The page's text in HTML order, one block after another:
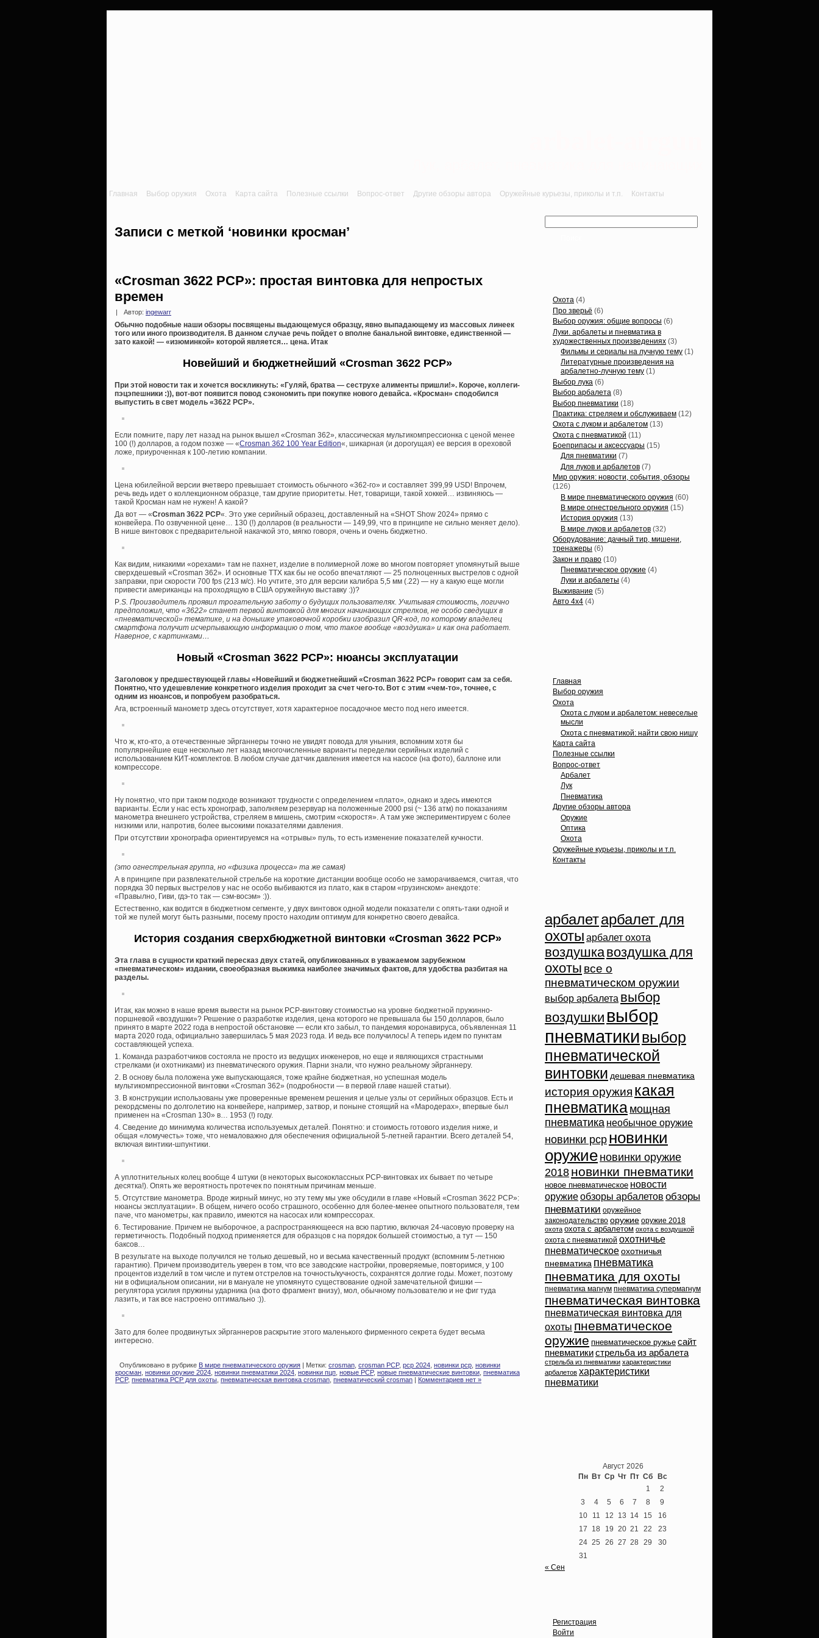
Главная Выбор оружия Охота Карта сайта Полезные ссылки Вопрос-ответ Другие обзоры автора Оружейные курьезы, приколы и т.п. Контакты
Записи с меткой ‘новинки кросман’
«Crosman 3622 PCP»: простая винтовка для непростых
времен
Автор: ingewarr
Обычно подобные наши обзоры посвящены выдающемуся образцу, явно выпадающему из массовых линеек
того или иного производителя. В данном случае речь пойдет о вполне банальной винтовке, единственной —
зато какой! — «изюминкой» которой является… цена. Итак
Новейший и бюджетнейший «Crosman 3622 PCP»
При этой новости так и хочется воскликнуть: «Гуляй, братва — сеструхе алименты пришли!». Короче, коллеги-
пэцэпешники :)), вот-вот появится повод сэкономить при покупке нового девайса. «Кросман» сподобился
выпустить в свет модель «3622 PCP».
Если помните, пару лет назад на рынок вышел «Crosman 362», классическая мультикомпрессионка с ценой менее
100 (!) долларов, а годом позже — «Crosman 362 100 Year Edition«, шикарная (и дорогущая) ее версия в ореховой
ложе, приуроченная к 100-летию компании.
Цена юбилейной версии вчетверо превышает стоимость обычного «362-го» и составляет 399,99 USD! Впрочем,
речь ведь идет о коллекционном образце, там другие приоритеты. Нет, товарищи, такой хоккей… извиняюсь —
такой Кросман нам не нужен! А какой?
Да вот — «Crosman 3622 PCP«. Это уже серийный образец, доставленный на «SHOT Show 2024» прямо с
конвейера. По озвученной цене… 130 (!) долларов (в реальности — 149,99, что в принципе не сильно меняет дело).
В нише винтовок с предварительной накачкой это, мягко говоря, очень и очень бюджетно.
Как видим, никакими «орехами» там не пахнет, изделие в полимерной ложе во многом повторяет упомянутый выше
сверхдешевый «Crosman 362». И основные ТТХ как бы не особо впечатляют — 25 полноценных выстрелов с одной
заправки, при скорости 700 fps (213 м/с). Но учтите, это для версии калибра 5,5 мм (.22) — ну а какую еще могли
привести американцы на проходящую в США оружейную выставку :))?
P.S. Производитель проявил трогательную заботу о будущих пользователях. Учитывая стоимость, логично
предположил, что «3622» станет первой винтовкой для многих начинающих стрелков, не особо сведущих в
«пневматической» тематике, и на донышке упаковочной коробки изобразил QR-код, по которому владелец
смартфона получит исчерпывающую информацию о том, что такое вообще «воздушка» и как она работает.
Наверное, с картинками…
Новый «Crosman 3622 PCP»: нюансы эксплуатации
Заголовок у предшествующей главы «Новейший и бюджетнейший «Crosman 3622 PCP» говорит сам за себя.
Понятно, что удешевление конкретного изделия проходит за счет чего-то. Вот с этим «чем-то», точнее, с
одним из нюансов, и попробуем разобраться.
Ага, встроенный манометр здесь отсутствует, хотя характерное посадочное место под него имеется.
Что ж, кто-кто, а отечественные эйрганнеры точно не увидят повода для уныния, вспомним хотя бы
популярнейшие еще несколько лет назад многочисленные варианты переделки серийных изделий с
использованием КИТ-комплектов. В любом случае датчик давления имеется на насосе (на фото), баллоне или
компрессоре.
Ну понятно, что при таком подходе возникают трудности с определением «плато», однако и здесь имеются
варианты. Если у нас есть хронограф, заполняем резервуар на положенные 2000 psi (~ 136 атм) по показаниям
манометра внешнего устройства, стреляем в мишень, смотрим «скоростя». А там уже экспериментируем с более
низкими или, напротив, более высокими показателями давления.
При отсутствии хронографа ориентируемся на «отрывы» пуль, то есть изменение показателей кучности.
(это огнестрельная группа, но «физика процесса» та же самая)
А в принципе при развлекательной стрельбе на короткие дистанции вообще особо не заморачиваемся, считая, что
порядка 30 первых выстрелов у нас не особо выбиваются из плато, как в старом «грузинском» анекдоте:
«Правылно, Гиви, гдэ-то так — сэм-восэм» :)).
Естественно, как водится в бюджетном сегменте, у двух винтовок одной модели показатели с опять-таки одной и
той же пулей могут быть разными, посему просто находим оптимум для конкретно своего девайса.
История создания сверхбюджетной винтовки «Crosman 3622 PCP»
Эта глава в сущности краткий пересказ двух статей, опубликованных в уважаемом зарубежном
«пневматическом» издании, своеобразная выжимка наиболее значимых фактов, для удобства разбитая на
разделы.
Итак, как можно в наше время вывести на рынок PCP-винтовку стоимостью на уровне бюджетной пружинно-
поршневой «воздушки»? Решение о разработке изделия, цена которого не превышала бы 150 долларов, было
принято в марте 2022 года в непростой обстановке — если кто забыл, то пандемия коронавируса, объявленная 11
марта 2020 года, официально завершилась 5 мая 2023 года. И ведь все получилось! А теперь идем по пунктам
составляющей успеха.
1. Команда разработчиков состояла не просто из ведущих инженеров, но еще и являющихся страстными
стрелками (и охотниками) из пневматического оружия. Парни знали, что нужно реальному эйрганнеру.
2. В основу была положена уже выпускающаяся, тоже крайне бюджетная, но успешная модель
мультикомпрессионной винтовки «Crosman 362» (подробности — в первой главе нашей статьи).
3. В конструкции использованы уже проверенные временем решения и целые узлы от серийных образцов. Есть и
рекордсмены по долголетию на конвейере, например, затвор, и поныне стоящий на «Мародерах», впервые был
применен на «Crosman 130» в… 1953 (!) году.
4. Сведение до минимума количества используемых деталей. Понятно: и стоимость готового изделия ниже, и
общая «ломучесть» тоже, что немаловажно для обеспечения официальной 5-летней гарантии. Всего деталей 54,
включая винтики-шпунтики.
А уплотнительных колец вообще 4 штуки (в некоторых высококлассных PCP-винтовках их бывает по четыре
десятка!). Опять же вероятность протечек по понятным причинам меньше.
5. Отсутствие манометра. Вроде жирный минус, но эту тему мы уже обсудили в главе «Новый «Crosman 3622 PCP»:
нюансы эксплуатации». В общем, ничего особо страшного, особенно для более-менее опытного пользователя, тем
паче, что манометры, как правило, имеются на насосах или компрессорах.
6. Тестирование. Причем не выборочное, а распространяющееся на всю партию, включая 24-часовую проверку на
герметичность. Подобный подход применяется для образцов с на порядок большей стоимостью, а тут — 150
баксов…
В результате на выходе получился не только дешевый, но и весьма качественный продукт (вспомним 5-летнюю
гарантию). Причем производитель уверен в том, что все заводские настройки, проверяемые, повторимся, у 100
процентов изделий в том числе и путем отстрелов на точность/кучность, сохранятся долгие годы. Может, поэтому
ни в официальном описании, ни в мануале не упомянуто существование одной замечательной фишки —
регулятора усилия пружины ударника (на фото фрагмент внизу), мол, обычному пользователю и не фиг туда
лазить, и так все настроено оптимально :)).
Зато для более продвинутых эйрганнеров раскрытие этого маленького фирменного секрета будет весьма
интересно.
Опубликовано в рубрике В мире пневматического оружия | Метки: crosman crosman PCP, pcp 2024 новинки pcp новинки
кросман новинки оружие 2024 новинки пневматики 2024 новинки пцп новые PCP, новые пневматические винтовки пневматика
PCP, пневматика PCP для охоты пневматическая винтовка crosman пневматический crosman Комментариев нет »
Охота (4)
Про зверьё (6)
Выбор оружия: общие вопросы (6)
Луки. арбалеты и пневматика в
художественных произведениях (3)
Фильмы и сериалы на лучную тему (1)
Литературные произведения на
арбалетно-лучную тему (1)
Выбор лука (6)
Выбор арбалета (8)
Выбор пневматики (18)
Практика: стреляем и обслуживаем (12)
Охота с луком и арбалетом (13)
Охота с пневматикой (11)
Боеприпасы и аксессуары (15)
Для пневматики (7)
Для луков и арбалетов (7)
Мир оружия: новости, события, обзоры
(126)
В мире пневматического оружия (60)
В мире огнестрельного оружия (15)
История оружия (13)
В мире луков и арбалетов (32)
Оборудование: дачный тир, мишени,
тренажеры (6)
Закон и право (10)
Пневматическое оружие (4)
Луки и арбалеты (4)
Выживание (5)
Авто 4х4 (4)
Главная
Выбор оружия
Охота
Охота с луком и арбалетом: невеселые
мысли
Охота с пневматикой: найти свою нишу
Карта сайта
Полезные ссылки
Вопрос-ответ
Арбалет
Лук
Пневматика
Другие обзоры автора
Оружие
Оптика
Охота
Оружейные курьезы, приколы и т.п.
Контакты
арбалетарбалет для
охоты арбалет охота
воздушкавоздушка для
охоты все о
пневматическом оружии
выбор арбалета выбор
воздушки выбор
пневматикивыбор
пневматической
винтовки дешевая пневматика
история оружия какая
пневматика мощная
пневматика необычное оружие
новинки pcp новинки
оружие новинки оружие
2018 новинки пневматики
новое пневматическое новости
оружиеобзоры арбалетов обзоры
пневматики оружейное
законодательство оружие оружие 2018
охота охота с арбалетом охота с воздушкой
охота с пневматикой охотничье
пневматическое охотничья
пневматика пневматика
пневматика для охоты
пневматика магнум пневматика супермагнум
пневматическая винтовка
пневматическая винтовка для
охоты пневматическое
оружие пневматическое ружье сайт
пневматикистрельба из арбалета
стрельба из пневматики характеристики
арбалетов характеристики
пневматики
Август 2026
Пн Вт Ср Чт Пт Сб Вс
1
2
3
4 5 6 7 8
9
10
11 12 13 14 15
16
17
18 19 20 21 22
23
24 25 26 27 28 29
30
31
« Сен
Регистрация
Войти